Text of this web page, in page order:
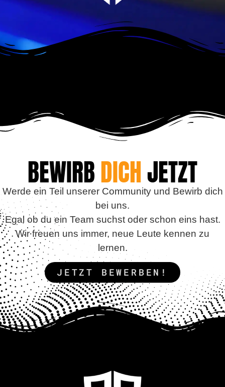
BEWIRBDICHJETZT
Werde ein Teil unserer Community und Bewirb dich
bei uns.
Egal ob du ein Team suchst oder schon eins hast.
Wir freuen uns immer, neue Leute kennen zu
lernen.
JETZT BEWERBEN!